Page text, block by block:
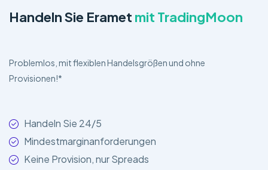
Handeln Sie Eramet mit TradingMoon
Problemlos, mit flexiblen Handelsgrößen und ohne
Provisionen!*
Handeln Sie 24/5
Mindestmarginanforderungen
Keine Provision, nur Spreads